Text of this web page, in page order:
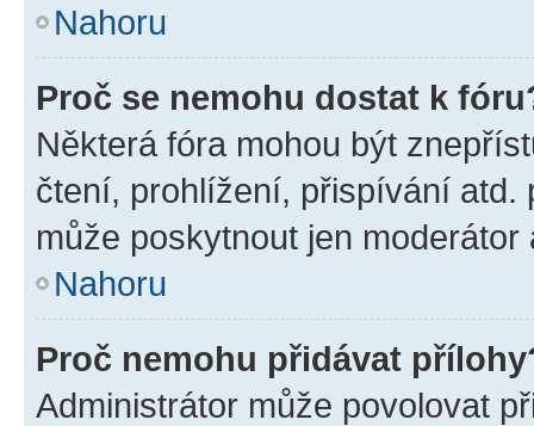
Nahoru
Proč se nemohu dostat k
Některá fóra mohou být
čtení, prohlížení, přispívání atd.
může poskytnout jen
Nahoru
Proč nemohu přidávat
Administrátor může povolovat